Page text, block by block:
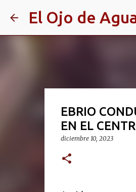
El Ojo de
EBRIO
EN EL
diciembre 10, 2023